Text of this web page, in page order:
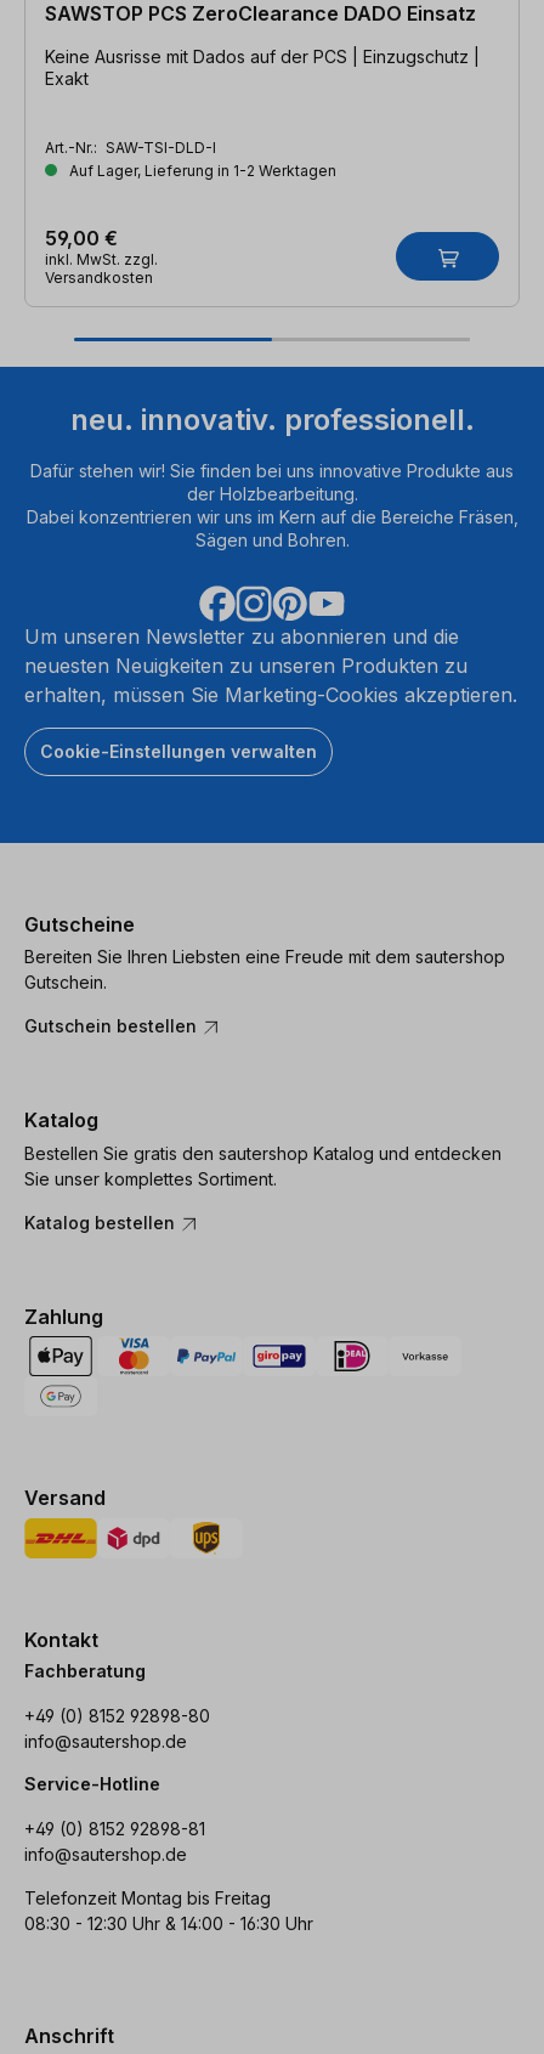
SAWSTOP PCS ZeroClearance DADO Einsatz
Keine Ausrisse mit Dados auf der PCS | Einzugschutz |
Exakt
Art.-Nr.: SAW-TSI-DLD-I
Auf Lager, Lieferung in 1-2 Werktagen
59,00 €
inkl. MwSt. zzgl.
Versandkosten
neu. innovativ. professionell.
Dafür stehen wir! Sie finden bei uns innovative Produkte aus
der Holzbearbeitung.
Dabei konzentrieren wir uns im Kern auf die Bereiche Fräsen,
Sägen und Bohren.
Um unseren Newsletter zu abonnieren und die
neuesten Neuigkeiten zu unseren Produkten zu
erhalten, müssen Sie Marketing-Cookies akzeptieren.
Cookie-Einstellungen verwalten
Gutscheine
Bereiten Sie Ihren Liebsten eine Freude mit dem sautershop
Gutschein.
Gutschein bestellen
Katalog
Bestellen Sie gratis den sautershop Katalog und entdecken
Sie unser komplettes Sortiment.
Katalog bestellen
Zahlung
Versand
Kontakt
Fachberatung
+49 (0) 8152 92898-80
info@sautershop.de
Service-Hotline
+49 (0) 8152 92898-81
info@sautershop.de
Telefonzeit Montag bis Freitag
08:30 - 12:30 Uhr & 14:00 - 16:30 Uhr
Anschrift